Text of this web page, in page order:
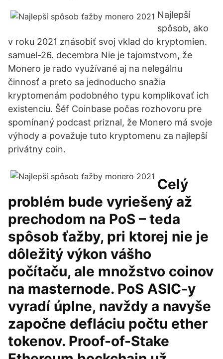
Najlepší
spôsob, ako
v roku 2021 znásobiť svoj vklad do kryptomien.
samuel-26. decembra Nie je tajomstvom, že
Monero je rado využívané aj na nelegálnu
činnosť a preto sa jednoducho snažia
kryptomenám podobného typu komplikovať ich
existenciu. Šéf Coinbase počas rozhovoru pre
spomínaný podcast priznal, že Monero má svoje
výhody a považuje tuto kryptomenu za najlepší
privátny coin.
Celý
problém bude vyriešený až
prechodom na PoS – teda
spôsob ťažby, pri ktorej nie je
dôležitý výkon vášho
počítaču, ale množstvo coinov
na masternode. PoS ASIC-y
vyradí úplne, navždy a navyše
započne defláciu počtu ether
tokenov. Proof-of-Stake